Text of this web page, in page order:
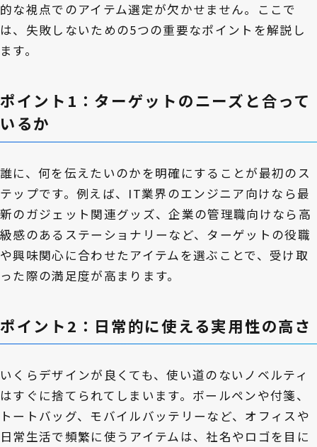
的な視点でのアイテム選定が欠かせません。ここで
は、失敗しないための5つの重要なポイントを解説し
ます。
ポイント1：ターゲットのニーズと合って
いるか
誰に、何を伝えたいのかを明確にすることが最初のス
テップです。例えば、IT業界のエンジニア向けなら最
新のガジェット関連グッズ、企業の管理職向けなら高
級感のあるステーショナリーなど、ターゲットの役職
や興味関心に合わせたアイテムを選ぶことで、受け取
った際の満足度が高まります。
ポイント2：日常的に使える実用性の高さ
いくらデザインが良くても、使い道のないノベルティ
はすぐに捨てられてしまいます。ボールペンや付箋、
トートバッグ、モバイルバッテリーなど、オフィスや
日常生活で頻繁に使うアイテムは、社名やロゴを目に